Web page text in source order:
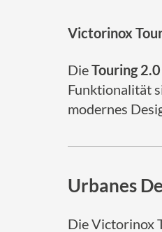
Victorinox
DieTouring
Funktionalität
modernes
Urbanes
Die Victorinox